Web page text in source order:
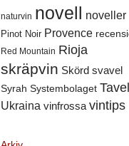
naturvin novell noveller
Pinot Noir Provence
Red Mountain Rioja
skräpvin Skörd svavel
Syrah Systembolaget Tavel
Ukraina vinfrossa vintips